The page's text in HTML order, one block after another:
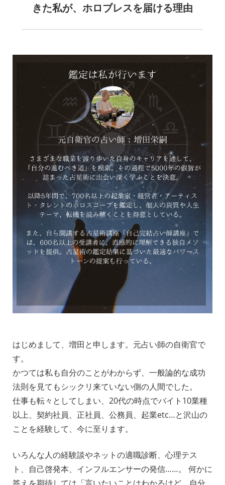
きた私が、ホロブレスを届ける理由
はじめまして、増田と申します。元占い師の自衛官で
す。
かつては私も自分のことがわからず、一般論的な成功
法則を見てもシックリ来ていない側の人間でした。
仕事も転々としてしまい、20代の時点でバイト10業種
以上、契約社員、正社員、公務員、起業etc…と沢山の
ことを経験して、今に至ります。
いろんな人の経験談やネットの適職診断、心理テス
ト、自己啓発本、インフルエンサーの発信……。 何かに